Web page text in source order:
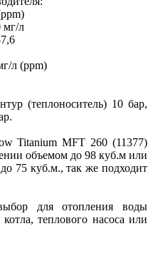
мг/л
л (ррm)
(теплоноситель) 10 бар,
Titanium MFT 260 (11377)
объемом до 98 куб.м или
75 куб.м., так же подходит
для отопления воды
теплового насоса или